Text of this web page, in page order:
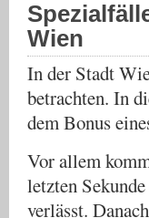
Wien
In der Stadt
betrachten. In
dem Bonus
Vor allem
letzten
verlässt.